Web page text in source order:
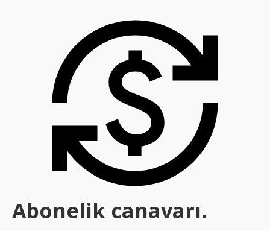
Abonelik canavarı.